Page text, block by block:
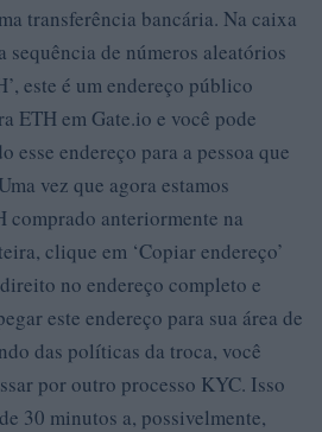
transferência bancária. Na caixa
sequência de números aleatórios
este é um endereço público
ETH em Gate.io e você pode
esse endereço para a pessoa que
vez que agora estamos
comprado anteriormente na
clique em ‘Copiar endereço’
no endereço completo e
este endereço para sua área de
das políticas da troca, você
por outro processo KYC. Isso
30 minutos a, possivelmente,